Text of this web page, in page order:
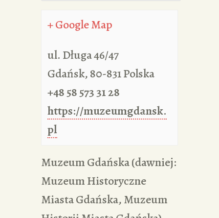
+ Google Map
ul. Długa 46/47
Gdańsk,80-831Polska
+48 58 573 31 28
https://muzeumgdansk.
pl
Muzeum Gdańska (dawniej:
Muzeum Historyczne
Miasta Gdańska, Muzeum